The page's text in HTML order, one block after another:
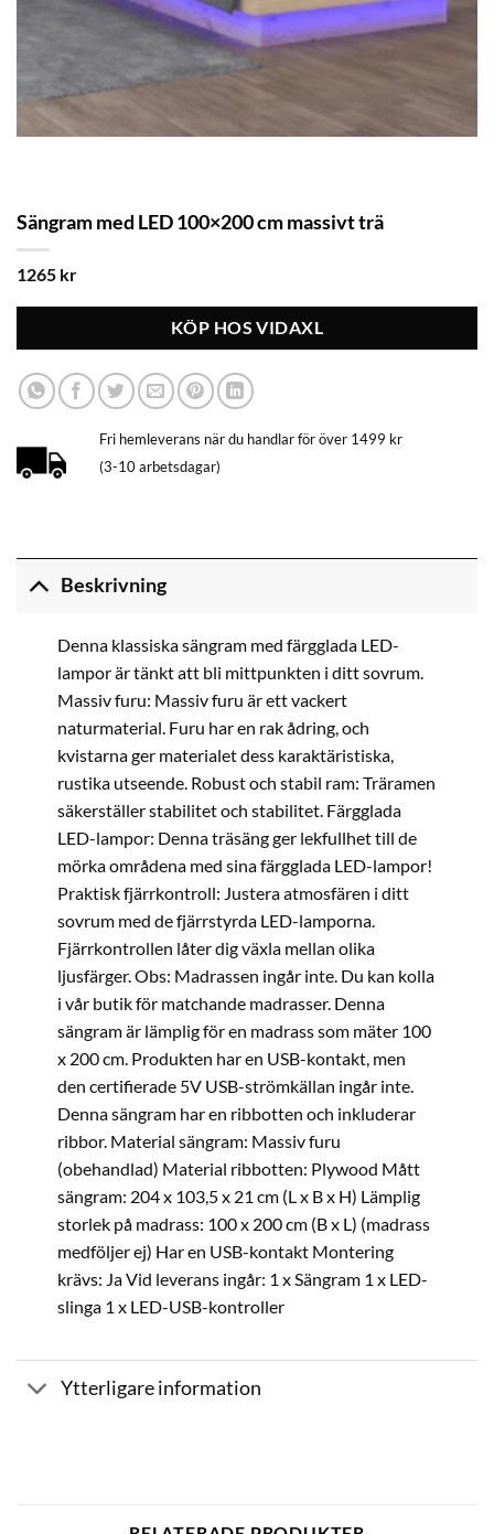
Sängram med LED 100×200 cm massivt trä
1265 kr
KÖP HOS VIDAXL
Fri hemleverans när du handlar för över 1499 kr
(3-10 arbetsdagar)
Beskrivning
Denna klassiska sängram med färgglada LED-
lampor är tänkt att bli mittpunkten i ditt sovrum.
Massiv furu: Massiv furu är ett vackert
naturmaterial. Furu har en rak ådring, och
kvistarna ger materialet dess karaktäristiska,
rustika utseende. Robust och stabil ram: Träramen
säkerställer stabilitet och stabilitet. Färgglada
LED-lampor: Denna träsäng ger lekfullhet till de
mörka områdena med sina färgglada LED-lampor!
Praktisk fjärrkontroll: Justera atmosfären i ditt
sovrum med de fjärrstyrda LED-lamporna.
Fjärrkontrollen låter dig växla mellan olika
ljusfärger. Obs: Madrassen ingår inte. Du kan kolla
i vår butik för matchande madrasser. Denna
sängram är lämplig för en madrass som mäter 100
x 200 cm. Produkten har en USB-kontakt, men
den certifierade 5V USB-strömkällan ingår inte.
Denna sängram har en ribbotten och inkluderar
ribbor. Material sängram: Massiv furu
(obehandlad) Material ribbotten: Plywood Mått
sängram: 204 x 103,5 x 21 cm (L x B x H) Lämplig
storlek på madrass: 100 x 200 cm (B x L) (madrass
medföljer ej) Har en USB-kontakt Montering
krävs: Ja Vid leverans ingår: 1 x Sängram 1 x LED-
slinga 1 x LED-USB-kontroller
Ytterligare information